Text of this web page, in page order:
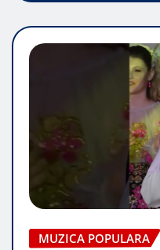
MUZICA POPULARA